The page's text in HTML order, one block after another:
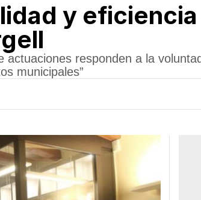
y
responden a la
municipales”